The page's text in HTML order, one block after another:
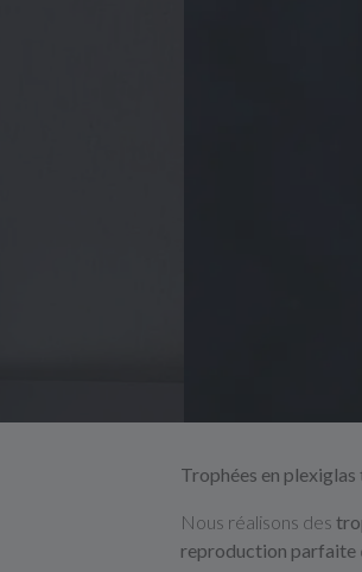
Trophées en
Nous réalisons des
reproduction parfaite